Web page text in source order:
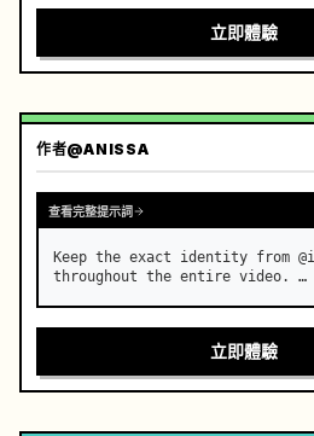
立即體驗
作者@ANISSA
查看完整提示詞
Keep the exact identity from
throughout the entire video. …
立即體驗